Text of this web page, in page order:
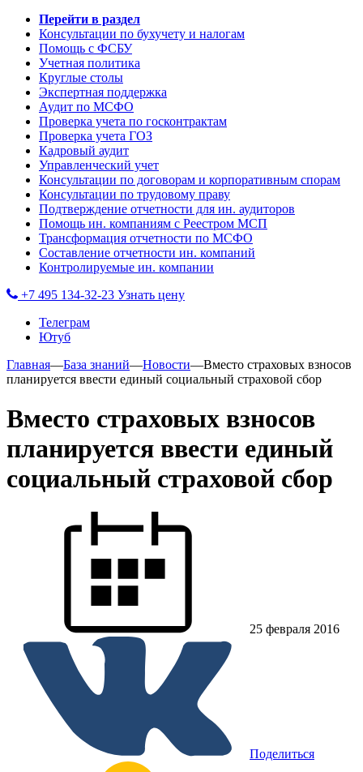
Перейти в раздел
Консультации по бухучету и налогам
Помощь с ФСБУ
Учетная политика
Круглые столы
Экспертная поддержка
Аудит по МСФО
Проверка учета по госконтрактам
Проверка учета ГОЗ
Кадровый аудит
Управленческий учет
Консультации по договорам и корпоративным спорам
Консультации по трудовому праву
Подтверждение отчетности для ин. аудиторов
Помощь ин. компаниям с Реестром МСП
Трансформация отчетности по МСФО
Составление отчетности ин. компаний
Контролируемые ин. компании
+7 495 134-32-23 Узнать цену
Телеграм
Ютуб
Главная—База знаний—Новости—Вместо страховых взносов
планируется ввести единый социальный страховой сбор
Вместо страховых взносов
планируется ввести единый
социальный страховой сбор
25 февраля 2016
Поделиться